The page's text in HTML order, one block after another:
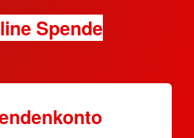
Spende